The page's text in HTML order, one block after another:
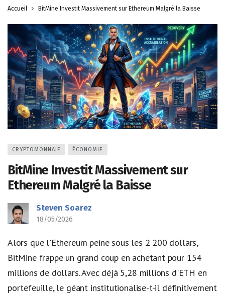
Accueil BitMine Investit Massivement sur Ethereum Malgré la Baisse
CRYPTOMONNAIE ÉCONOMIE
BitMine Investit Massivement sur
Ethereum Malgré la Baisse
Steven Soarez
18/05/2026
Alors que l'Ethereum peine sous les 2 200 dollars,
BitMine frappe un grand coup en achetant pour 154
millions de dollars. Avec déjà 5,28 millions d'ETH en
portefeuille, le géant institutionalise-t-il définitivement